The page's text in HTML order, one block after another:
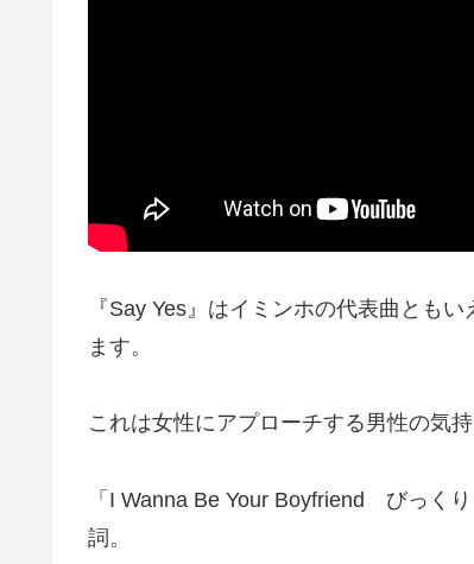
『Say Yes』はイミンホの代表曲とも
ます。
これは女性にアプローチする男性の気
「I Wanna Be Your Boyfriend びっく
詞。